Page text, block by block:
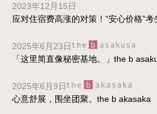
2023年12月15日
应对住宿费高涨的对策！“安心价格”考
2025年6月23日
「这里简直像秘密基地。」the b
2025年6月9日
心意舒展，围坐团聚。the b akasaka